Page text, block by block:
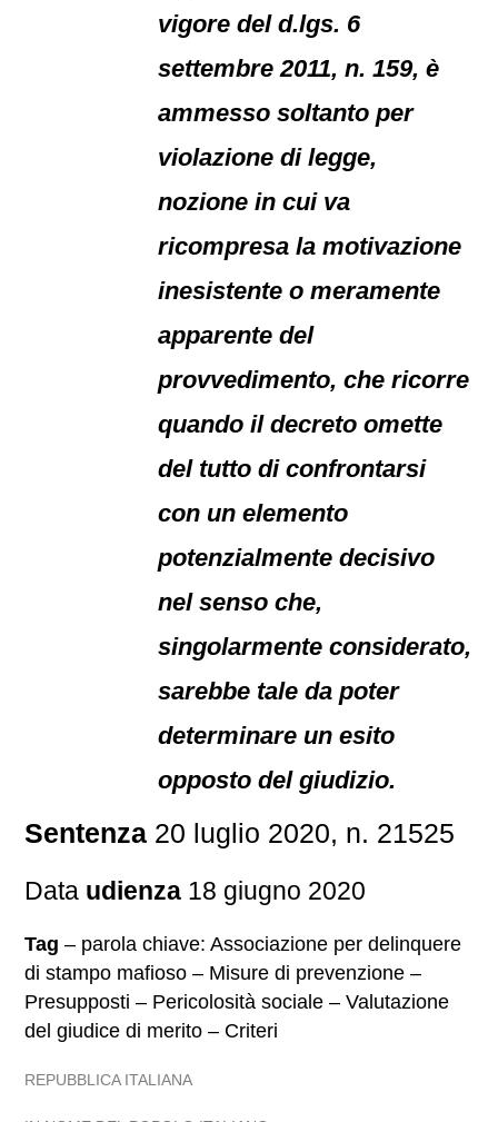
vigore del d.lgs. 6
settembre 2011, n. 159, è
ammesso soltanto per
violazione di legge,
nozione in cui va
ricompresa la motivazione
inesistente o meramente
apparente del
provvedimento, che ricorre
quando il decreto omette
del tutto di confrontarsi
con un elemento
potenzialmente decisivo
nel senso che,
singolarmente considerato,
sarebbe tale da poter
determinare un esito
opposto del giudizio.
Sentenza 20 luglio 2020, n. 21525
Data udienza 18 giugno 2020
Tag – parola chiave: Associazione per delinquere
di stampo mafioso – Misure di prevenzione –
Presupposti – Pericolosità sociale – Valutazione
del giudice di merito – Criteri
REPUBBLICA ITALIANA